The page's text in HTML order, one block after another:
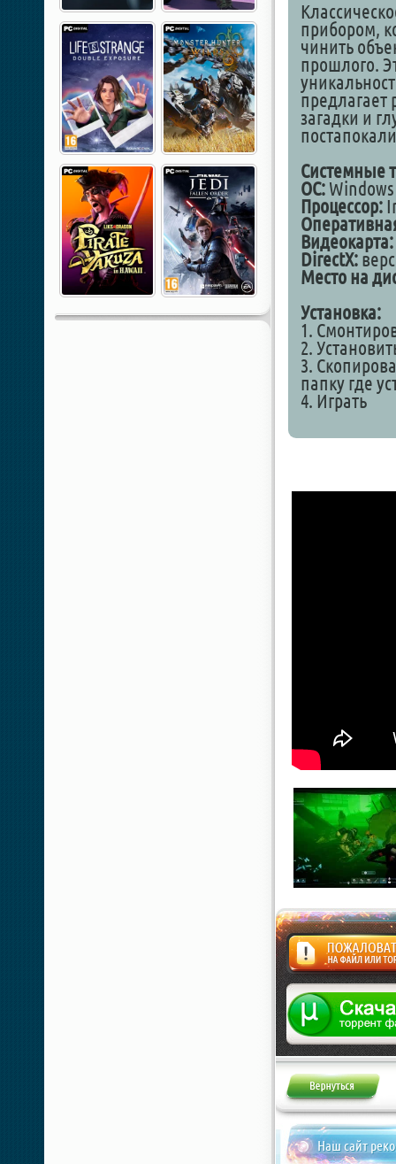
прибором,
чинить
прошлого.
загадки и
Системные
ОС:
Процессор:
Видеокарта:
DirectX:
Место на
Установка:
1.
2.
3.
папку где
4. Играть
Жалоба
Наш сайт